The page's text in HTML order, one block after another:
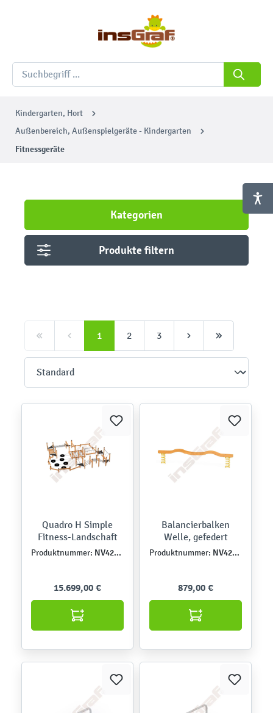
Kindergarten, Hort
Außenbereich, Außenspielgeräte - Kindergarten
Fitnessgeräte
Kategorien
Produkte filtern
1 2 3
Quadro H Simple
Fitness-Landschaft
Produktnummer: NV42550-A
15.699,00 €
Balancierbalken
Welle, gefedert
Produktnummer: NV4291Z
879,00 €